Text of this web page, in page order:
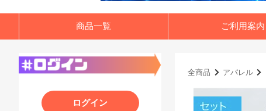
商品一覧 ご利用案内
全商品 アパレル
ログイン